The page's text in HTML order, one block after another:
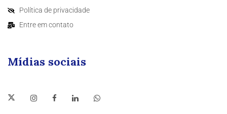
Política de privacidade
Entre em contato
Mídias sociais